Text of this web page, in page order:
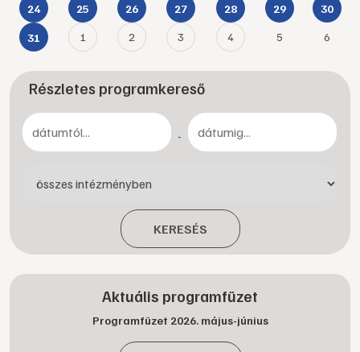
24 25 26 27 28 29 30
31 1 2 3 4 5 6
Részletes programkereső
-
KERESÉS
Aktuális programfüzet
Programfüzet 2026. május-június